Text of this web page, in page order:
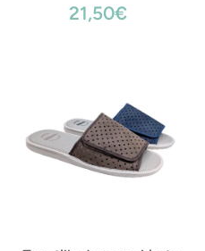
21,50€